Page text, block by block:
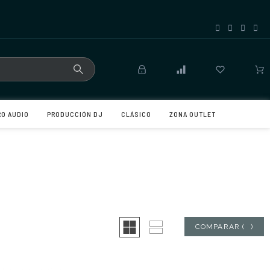
AUDIO PRODUCCIÓN DJ CLÁSICO ZONA OUTLET
COMPARAR ( )